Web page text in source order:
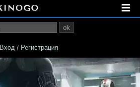
ok
Вход / Регистрация